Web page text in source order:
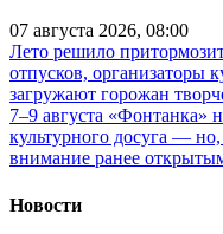
07 августа 2026, 08:00
Лето решило
отпусков, организаторы
загружают горожан
7–9 августа «Фонтанка»
культурного досуга —
внимание ранее
Новости